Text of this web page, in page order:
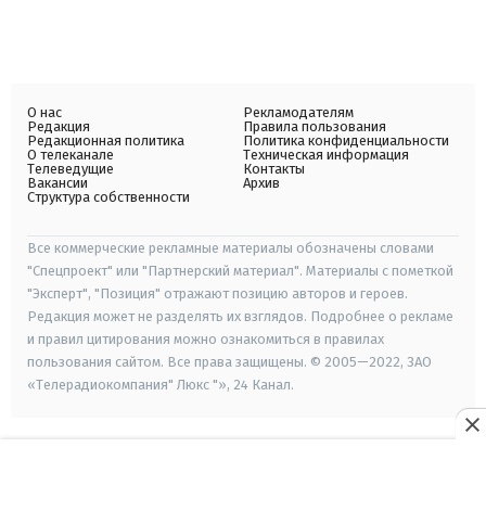
О нас
Редакция
Редакционная политика
О телеканале
Телеведущие
Вакансии
Структура собственности
Рекламодателям
Правила пользования
Политика конфиденциальности
Техническая информация
Контакты
Архив
Все коммерческие рекламные материалы обозначены словами
"Спецпроект" или "Партнерский материал". Материалы с пометкой
"Эксперт", "Позиция" отражают позицию авторов и героев.
Редакция может не разделять их взглядов. Подробнее о рекламе
и правил цитирования можно ознакомиться в правилах
пользования сайтом. Все права защищены. © 2005—2022, ЗАО
«Телерадиокомпания" Люкс "», 24 Канал.